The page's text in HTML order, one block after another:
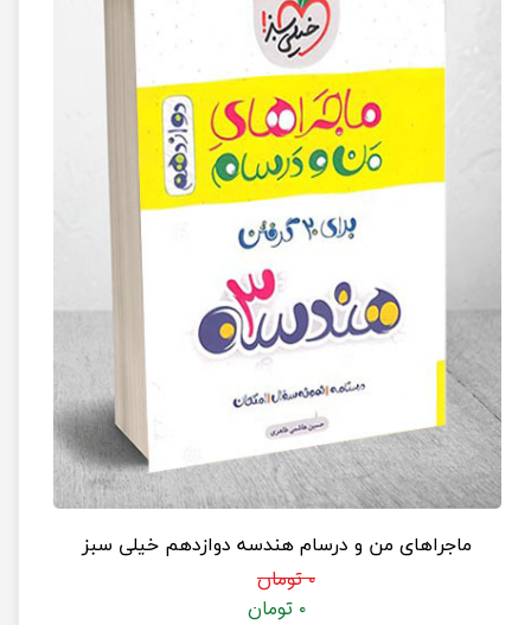
ماجراهای من و درسام هندسه دوازدهم خیلی سبز
۰ تومان
۰ تومان